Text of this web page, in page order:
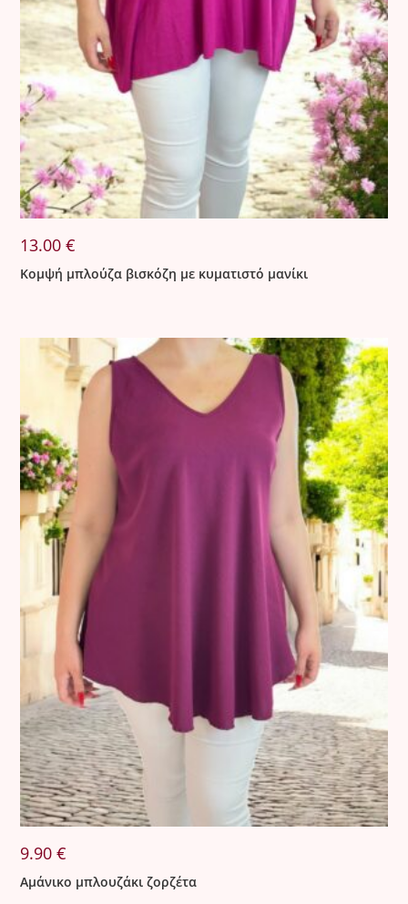
13.00€
Κομψή μπλούζα βισκόζη με κυματιστό μανίκι
9.90€
Αμάνικο μπλουζάκι ζορζέτα